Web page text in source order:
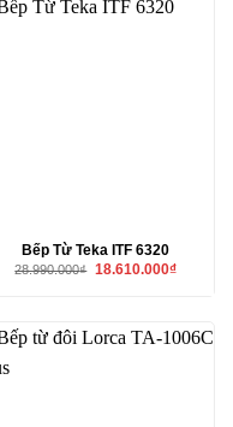
Bếp Từ Teka ITF 6320
28.990.000₫ Giá
18.610.000₫Giá